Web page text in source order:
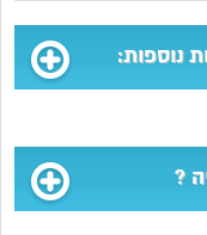
נוספות:
?